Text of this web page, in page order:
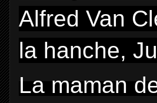
Alfred Van
la hanche,
La maman